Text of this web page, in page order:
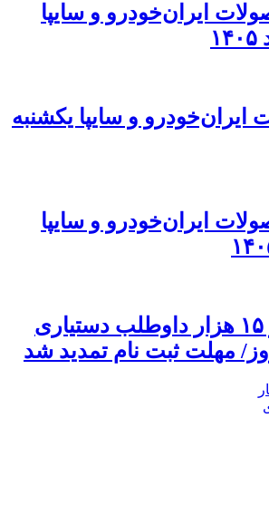
ایران‌خودرو و سایپا
و سایپا یکشنبه
ایران‌خودرو و سایپا
ثبت‌نام بیش از ۱۵ هزار داوطلب دستیاری
مهلت ثبت نام تمدید شد